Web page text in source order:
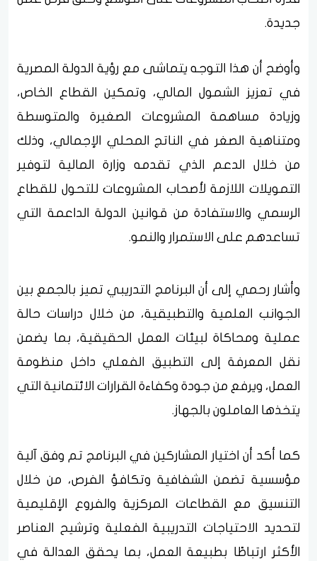
جديدة.
وأوضح أن هذا التوجه يتماشى مع رؤية الدولة المصرية
في تعزيز الشمول المالي، وتمكين القطاع الخاص،
وزيادة مساهمة المشروعات الصغيرة والمتوسطة
ومتناهية الصغر في الناتج المحلي الإجمالي، وذلك
من خلال الدعم الذي تقدمه وزارة المالية لتوفير
التمويلات اللازمة لأصحاب المشروعات للتحول للقطاع
الرسمي والاستفادة من قوانين الدولة الداعمة التي
تساعدهم على الاستمرار والنمو.
وأشار رحمي إلى أن البرنامج التدريبي تميز بالجمع بين
الجوانب العلمية والتطبيقية، من خلال دراسات حالة
عملية ومحاكاة لبيئات العمل الحقيقية، بما يضمن
نقل المعرفة إلى التطبيق الفعلي داخل منظومة
العمل، ويرفع من جودة وكفاءة القرارات الائتمانية التي
يتخذها العاملون بالجهاز.
كما أكد أن اختيار المشاركين في البرنامج تم وفق آلية
مؤسسية تضمن الشفافية وتكافؤ الفرص، من خلال
التنسيق مع القطاعات المركزية والفروع الإقليمية
لتحديد الاحتياجات التدريبية الفعلية وترشيح العناصر
الأكثر ارتباطًا بطبيعة العمل، بما يحقق العدالة في